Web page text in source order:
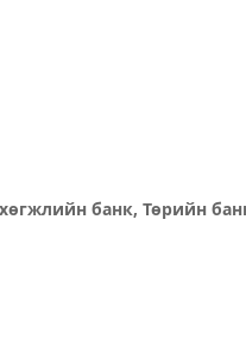
банк, Төрийн